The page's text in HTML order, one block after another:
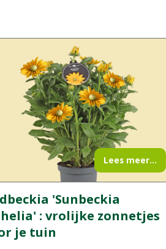
'Sunbeckia
: vrolijke zonnetjes
je tuin
Lees meer...